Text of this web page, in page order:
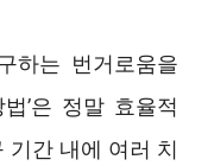
하는 번거로움을
’은 정말 효율적
기간 내에 여러 치